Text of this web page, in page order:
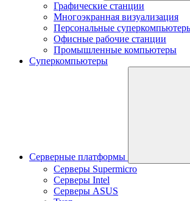
Графические станции
Многоэкранная визуализация
Персональные
Офисные рабочие станции
Промышленные компьютеры
Суперкомпьютеры
Серверные платформы
Серверы Supermicro
Серверы Intel
Серверы ASUS